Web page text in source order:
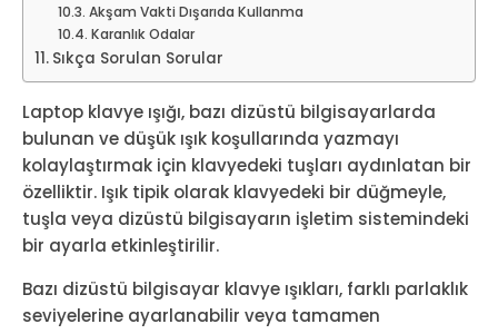
Akşam Vakti Dışarıda Kullanma
Karanlık Odalar
Sıkça Sorulan Sorular
Laptop klavye ışığı, bazı dizüstü bilgisayarlarda
bulunan ve düşük ışık koşullarında yazmayı
kolaylaştırmak için klavyedeki tuşları aydınlatan bir
özelliktir. Işık tipik olarak klavyedeki bir düğmeyle,
tuşla veya dizüstü bilgisayarın işletim sistemindeki
bir ayarla etkinleştirilir.
Bazı dizüstü bilgisayar klavye ışıkları, farklı parlaklık
seviyelerine ayarlanabilir veya tamamen